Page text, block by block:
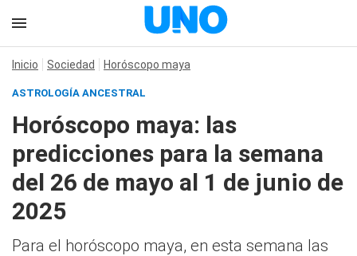
Inicio Sociedad Horóscopo maya
ASTROLOGÍA ANCESTRAL
Horóscopo maya: las
predicciones para la semana
del 26 de mayo al 1 de junio de
2025
Para el horóscopo maya, en esta semana las